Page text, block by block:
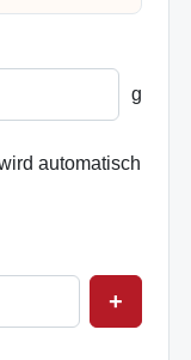
g
automatisch
+